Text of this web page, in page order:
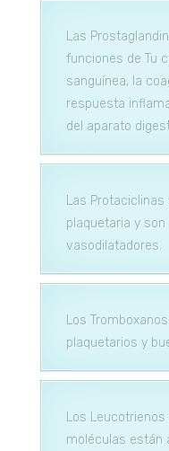
Las
funciones de Tu
sanguínea, la
respuesta
del aparato
Las
plaquetaria y
vasodilatadores.
Los
plaquetarios y
Los
moléculas están